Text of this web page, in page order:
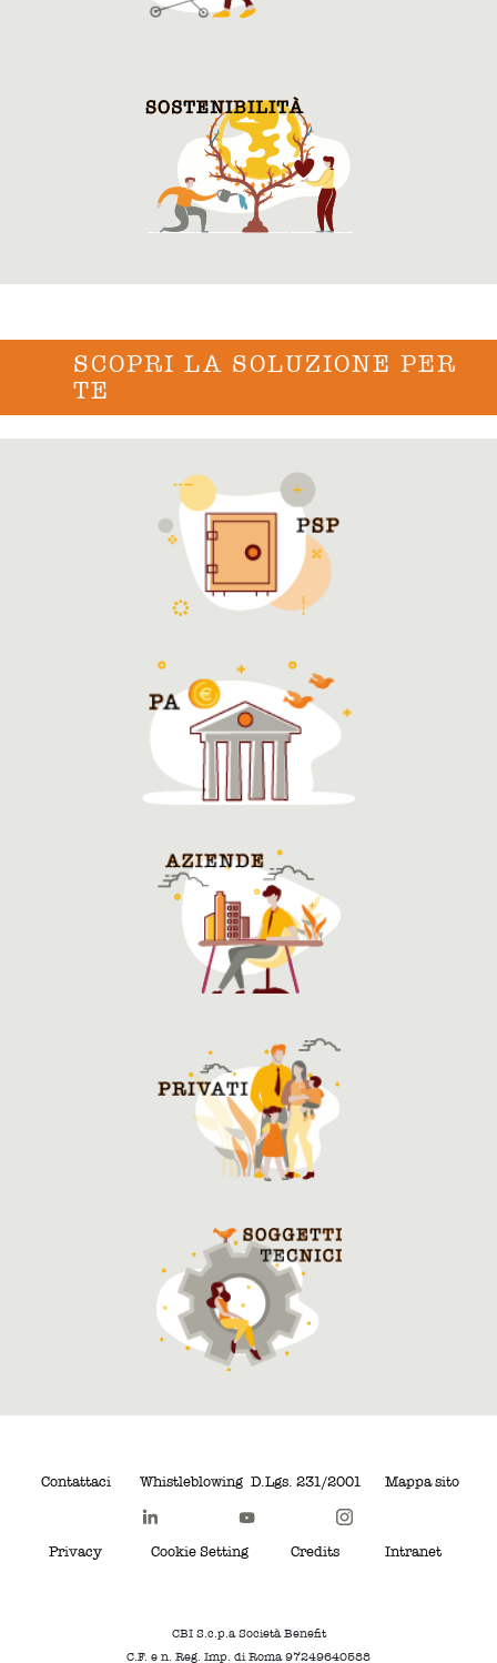
SCOPRI LA SOLUZIONE PER
TE
Contattaci Whistleblowing D.Lgs. 231/2001 Mappa sito
Privacy Cookie Setting Credits Intranet
CBI S.c.p.a Società Benefit
C.F. e n. Reg. Imp. di Roma 97249640588